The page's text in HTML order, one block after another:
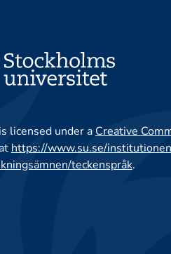
licensed under a Creative
https://www.su.se/
teckenspråk.